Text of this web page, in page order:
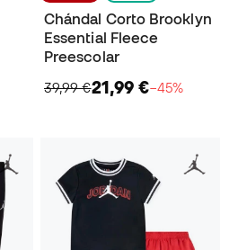
Chándal Corto Brooklyn
Essential Fleece
Preescolar
39,99 €21,99 €−45%